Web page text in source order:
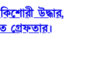
উদ্ধার,
গ্রেফতার।